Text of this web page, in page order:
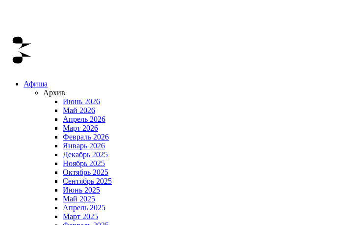
Афиша
Архив
Июнь 2026
Май 2026
Апрель 2026
Март 2026
Февраль 2026
Январь 2026
Декабрь 2025
Ноябрь 2025
Октябрь 2025
Сентябрь 2025
Июнь 2025
Май 2025
Апрель 2025
Март 2025